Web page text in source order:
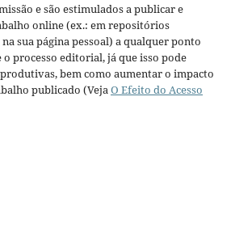
e são estimulados a publicar e
online (ex.: em repositórios
sua página pessoal) a qualquer ponto
processo editorial, já que isso pode
bem como aumentar o impacto
publicado (VejaO Efeito do Acesso